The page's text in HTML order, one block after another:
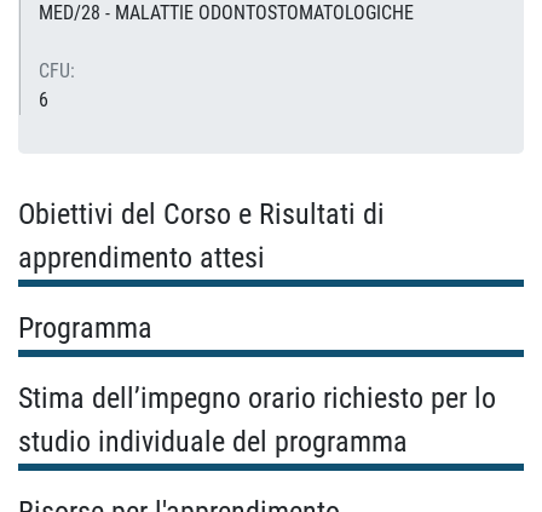
MED/28 - MALATTIE ODONTOSTOMATOLOGICHE
CFU:
6
Obiettivi del Corso e Risultati di
apprendimento attesi
Programma
Stima dell’impegno orario richiesto per lo
studio individuale del programma